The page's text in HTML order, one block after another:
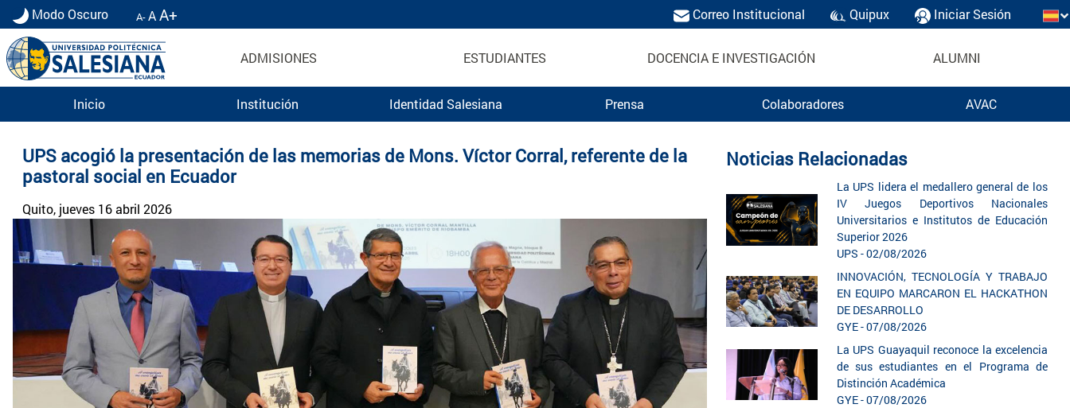
Modo Oscuro A-AA+ Correo Institucional Quipux Iniciar Sesión
ADMISIONES ESTUDIANTES DOCENCIA E INVESTIGACIÓN ALUMNI
Inicio Institución Identidad Salesiana Prensa Colaboradores AVAC
Noticias UPS | Actualidad Universidad Politécnica Salesiana
UPS acogió la presentación de las memorias de Mons. Víctor Corral, referente de la
pastoral social en Ecuador
Quito, jueves 16 abril 2026
Noticias Relacionadas
La UPS lidera el medallero general de los
IV Juegos Deportivos Nacionales
Universitarios e Institutos de Educación
Superior 2026
UPS - 02/08/2026
INNOVACIÓN, TECNOLOGÍA Y TRABAJO
EN EQUIPO MARCARON EL HACKATHON
DE DESARROLLO
GYE - 07/08/2026
La UPS Guayaquil reconoce la excelencia
de sus estudiantes en el Programa de
Distinción Académica
GYE - 07/08/2026